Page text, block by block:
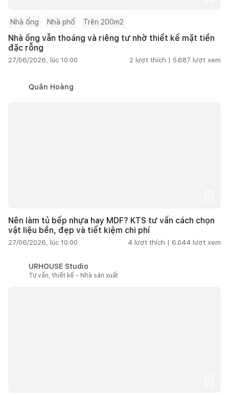
Nhà ống Nhà phố Trên 200m2
Nhà ống vẫn thoáng và riêng tư nhờ thiết kế mặt tiền
đặc rỗng
27/06/2026, lúc 10:00 2 lượt thích | 5.687 lượt xem
Quân Hoàng
Nên làm tủ bếp nhựa hay MDF? KTS tư vấn cách chọn
vật liệu bền, đẹp và tiết kiệm chi phí
27/06/2026, lúc 10:00 4 lượt thích | 6.044 lượt xem
URHOUSE Studio
Tư vấn, thiết kế - Nhà sản xuất